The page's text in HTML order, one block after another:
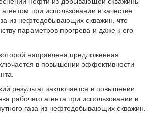
при использовании в качестве
из нефтедобывающих скважин, что
параметров прогрева и даже к его
направлена предложенная
в повышении эффективности
результат заключается в повышении
рабочего агента при использовании в
газа из нефтедобывающих скважин.